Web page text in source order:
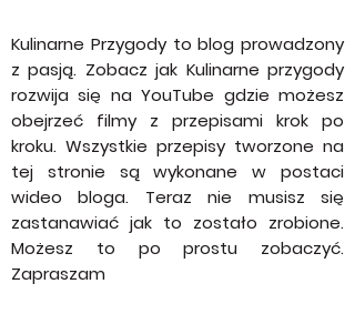
Kulinarne Przygody to blog prowadzony
z pasją. Zobacz jak Kulinarne przygody
rozwija się na YouTube gdzie możesz
obejrzeć filmy z przepisami krok po
kroku. Wszystkie przepisy tworzone na
tej stronie są wykonane w postaci
wideo bloga. Teraz nie musisz się
zastanawiać jak to zostało zrobione.
Możesz to po prostu zobaczyć.